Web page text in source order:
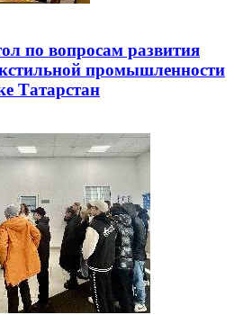
по вопросам развития
промышленности
Татарстан